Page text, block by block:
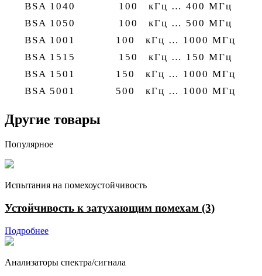
BSA 1040
100 кГц … 400 МГц
BSA 1050
100 кГц … 500 МГц
BSA 1001
100 кГц … 1000 МГц
BSA 1515
150 кГц … 150 МГц
BSA 1501
150 кГц … 1000 МГц
BSA 5001
500 кГц … 1000 МГц
Другие товары
Популярное
Испытания на помехоустойчивость
Устойчивость к затухающим помехам (3)
Подробнее
Анализаторы спектра/сигнала